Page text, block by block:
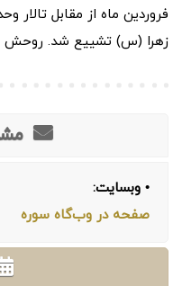
فروردین ماه از مقابل
زهرا (س) تشییع شد. روحش
• وبسایت:
صفحه در وب‌گاه سوره